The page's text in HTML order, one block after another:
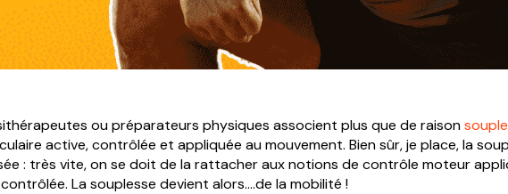
ou préparateurs physiques associent plus que de raison
active, contrôlée et appliquée au mouvement. Bien sûr, je place, la
: très vite, on se doit de la rattacher aux notions de contrôle moteur
La souplesse devient alors….de la mobilité !